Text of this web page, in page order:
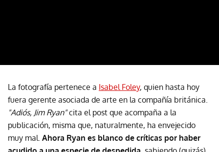
La fotografía pertenece a Isabel Foley, quien hasta hoy
fuera gerente asociada de arte en la compañía británica.
"Adiós, Jim Ryan"cita el post que acompaña a la
publicación, misma que, naturalmente, ha envejecido
muy mal. Ahora Ryan es blanco de críticas por haber